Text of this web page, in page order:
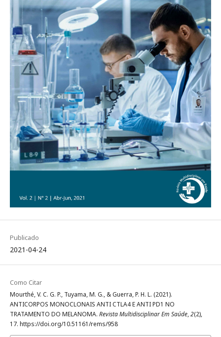
Publicado
2021-04-24
Como Citar
Mourthé, V. C. G. P., Tuyama, M. G., & Guerra, P. H. L. (2021).
ANTICORPOS MONOCLONAIS ANTI CTLA4 E ANTI PD1 NO
TRATAMENTO DO MELANOMA. Revista Multidisciplinar Em Saúde,2(2),
17. https://doi.org/10.51161/rems/958